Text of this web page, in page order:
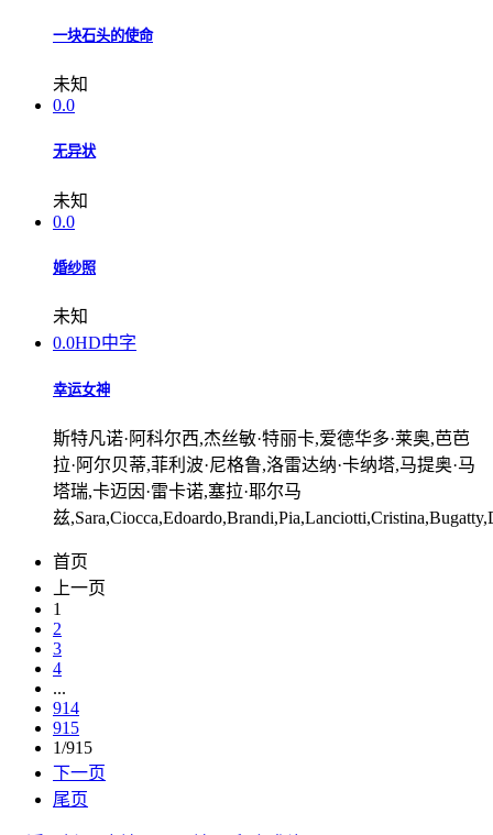
一块石头的使命
未知
0.0
无异状
未知
0.0
婚纱照
未知
0.0HD中字
幸运女神
斯特凡诺·阿科尔西,杰丝敏·特丽卡,爱德华多·莱奥,芭芭
拉·阿尔贝蒂,菲利波·尼格鲁,洛雷达纳·卡纳塔,马提奥·马
塔瑞,卡迈因·雷卡诺,塞拉·耶尔马
兹
首页
上一页
1
2
3
4
...
914
915
1/915
下一页
尾页